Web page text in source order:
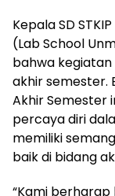
Kepala SD
(Lab School
bahwa
akhir semester.
Akhir Semester
percaya diri
memiliki
baik di bidang
“Kami